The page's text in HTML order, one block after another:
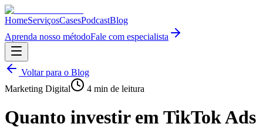
HomeServiçosCasesPodcastBlog
Aprenda nosso métodoFale com especialista
Voltar para o Blog
Marketing Digital
4 min de leitura
Quanto investir em TikTok Ads